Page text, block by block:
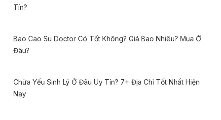
Tín?
Bao Cao Su Doctor Có Tốt Không? Giá Bao Nhiêu? Mua Ở
Đâu?
Chữa Yếu Sinh Lý Ở Đâu Uy Tín? 7+ Địa Chỉ Tốt Nhất Hiện
Nay